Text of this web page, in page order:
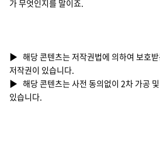
가 무엇인지를 말이죠.
▶ 해당 콘텐츠는 저작권법에 의하여 보호받
저작권이 있습니다.
▶ 해당 콘텐츠는 사전 동의없이 2차 가공
있습니다.